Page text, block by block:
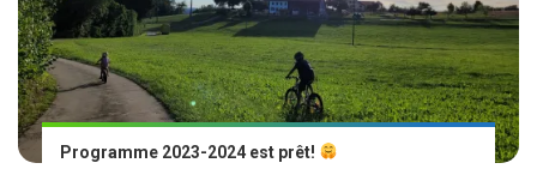
Programme 2023-2024 est prêt!